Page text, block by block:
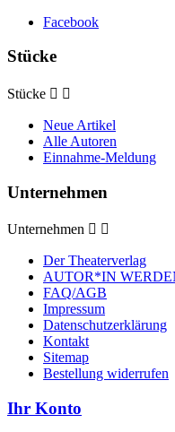
Facebook
Stücke
Stücke  
Neue Artikel
Alle Autoren
Einnahme-Meldung
Unternehmen
Unternehmen  
Der Theaterverlag
AUTOR*IN
FAQ/AGB
Impressum
Datenschutzerklärung
Kontakt
Sitemap
Bestellung widerrufen
Ihr Konto